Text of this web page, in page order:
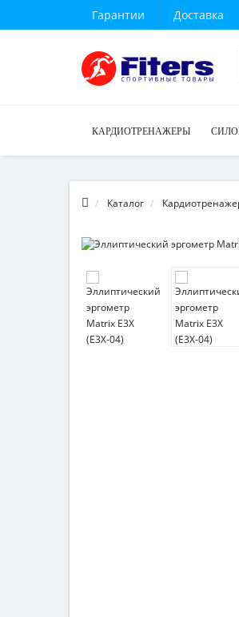
Гарантии Доставка
КАРДИОТРЕНАЖЕРЫ
Каталог